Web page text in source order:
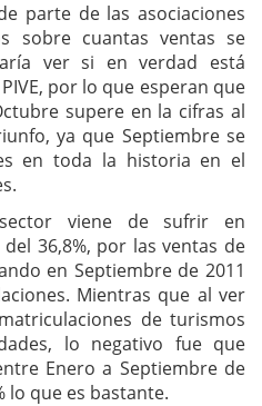
parte de las asociaciones
sobre cuantas ventas se
ver si en verdad está
por lo que esperan que
supere en la cifras al
ya que Septiembre se
en toda la historia en el
viene de sufrir en
36,8%, por las ventas de
en Septiembre de 2011
Mientras que al ver
de turismos
lo negativo fue que
Enero a Septiembre de
lo que es bastante.